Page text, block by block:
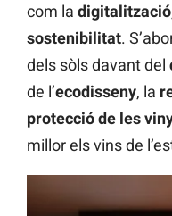
com la digitalització
sostenibilitat.
dels sòls davant del
de l’ecodisseny, la
protecció de les
millor els vins de